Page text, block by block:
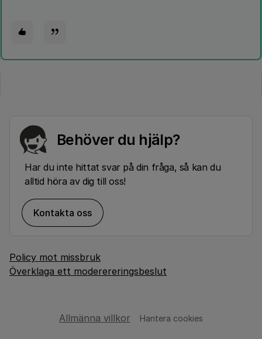
Behöver du hjälp?
Har du inte hittat svar på din fråga, så kan du
alltid höra av dig till oss!
Kontakta oss
Policy mot missbruk
Överklaga ett moderereringsbeslut
Allmänna villkor Hantera cookies